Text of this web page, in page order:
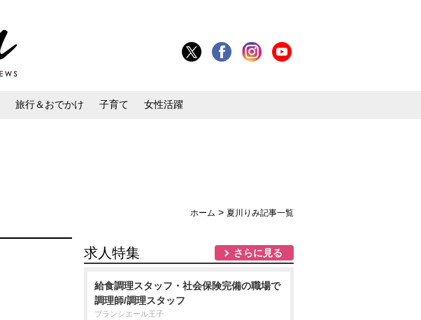
旅行＆おでかけ 子育て 女性活躍
ホーム > 夏川りみ記事一覧
求人特集 さらに見る
給食調理スタッフ・社会保険完備の職場で
調理師/調理スタッフ
ブランシエール王子